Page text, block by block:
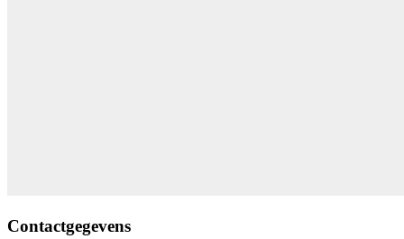
Contactgegevens